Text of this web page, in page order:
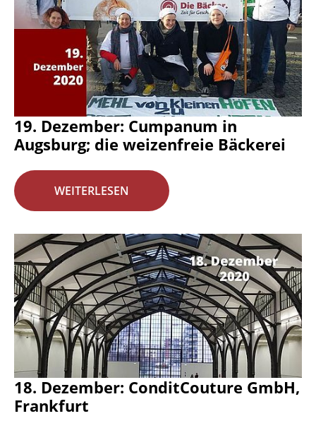
19. Dezember: Cumpanum in
Augsburg; die weizenfreie Bäckerei
WEITERLESEN
18. Dezember: ConditCouture GmbH,
Frankfurt